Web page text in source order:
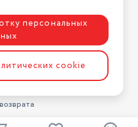
оплаты
Напишите нам
персональных
cookie